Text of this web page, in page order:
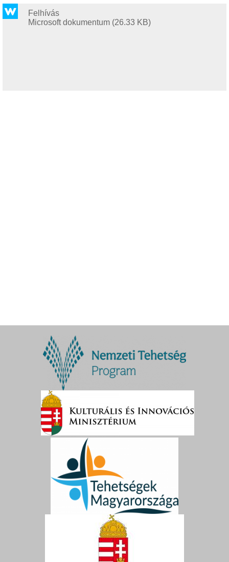
Felhívás
Microsoft dokumentum (26.33 KB)